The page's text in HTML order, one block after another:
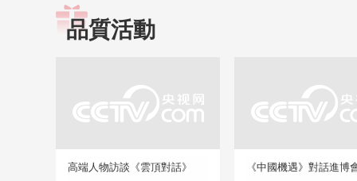
品質活動
高端人物訪談《雲頂對話》
《中國機遇》對話進博